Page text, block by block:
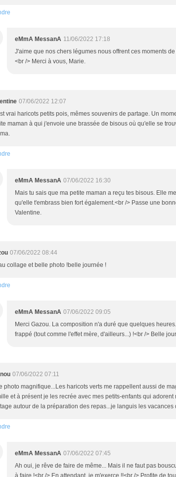
eMmA MessanA 11/06/2022 17:18
J'aime que nos chers légumes nous offrent ces moments
<br /> Merci à vous, Marie.
07/06/2022 12:07
vrai haricots petits pois, mêmes souvenirs de partage. Un
maman à qui j'envoie une brassée de bisous où qu'elle se
eMmA MessanA 07/06/2022 16:30
Mais tu sais que ma petite maman a reçu tes bisous. Elle
qu'elle t'embrass bien fort également.<br /> Passe une
Valentine.
07/06/2022 08:44
collage et belle photo !belle journée !
eMmA MessanA 07/06/2022 09:05
Merci Gazou. La composition n'a duré que quelques
frappé (tout comme l'effet mère, d'ailleurs...) !<br /> Belle
07/06/2022 07:11
photo magnifique...Les haricots verts me rappellent aussi de
et à présent je les recrée avec mes petits-enfants qui adorent
autour de la préparation des repas...je languis les vacances
eMmA MessanA 07/06/2022 07:45
Ah oui, je rêve de faire de même... Mais il ne faut pas